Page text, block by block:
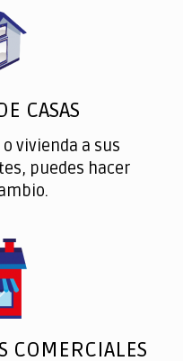
CASAS
vivienda a sus
puedes hacer
COMERCIALES